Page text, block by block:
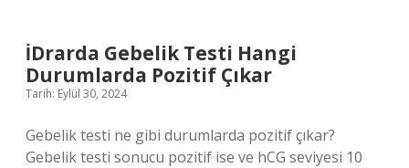
İDrarda Gebelik Testi Hangi
Durumlarda Pozitif Çıkar
Tarih: Eylül 30, 2024
Gebelik testi ne gibi durumlarda pozitif çıkar?
Gebelik testi sonucu pozitif ise ve hCG seviyesi 10